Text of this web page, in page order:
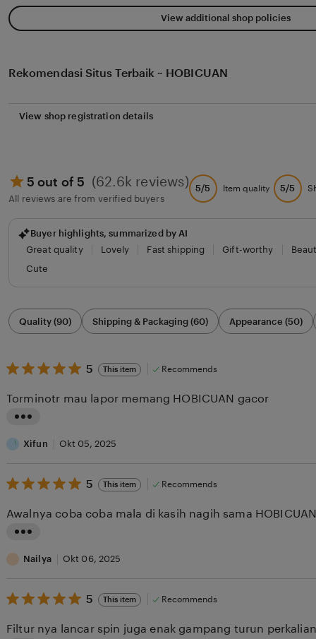
View additional shop policies
Rekomendasi Situs Terbaik ~ HOBICUAN
View shop registration details
5 out of 5 (62.6k reviews)
All reviews are from verified buyers
5/5 Item quality 5/5
Buyer highlights, summarized by AI
Great quality
Lovely Fast shipping Gift-worthy
Cute
Filter
by
category
Quality (90) Shipping & Packaging (60) Appearance (50)
5
out
5
stars
5 This item Recommends
i
t
n
r
v
e
Torminotr mau lapor memang HOBICUAN gacor
Xifun Okt 05, 2025
5
out
5
stars
5 This item Recommends
i
t
n
Awalnya coba coba mala di kasih nagih sama
Nailya Okt 06, 2025
5
out
5
5 This item Recommends
Filtur nya lancar spin juga enak gampang turun